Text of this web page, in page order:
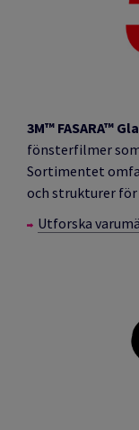
3M™ FASARA™
fönsterfilmer
Sortimentet
och strukturer
Utforska